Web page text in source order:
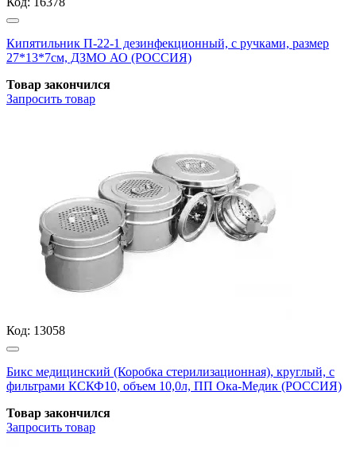
Кипятильник П-22-1 дезинфекционный, с ручками, размер
27*13*7см, ДЗМО АО (РОССИЯ)
Товар закончился
Запросить товар
Код: 13058
Бикс медицинский (Коробка стерилизационная), круглый, с
фильтрами КСКФ10, объем 10,0л, ПП Ока-Медик (РОССИЯ)
Товар закончился
Запросить товар